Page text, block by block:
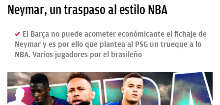
Neymar, un traspaso al estilo NBA
El Barça no puede acometer económicante el fichaje de
Neymar y es por ello que plantea al PSG un trueque a lo
NBA. Varios jugadores por el brasileño